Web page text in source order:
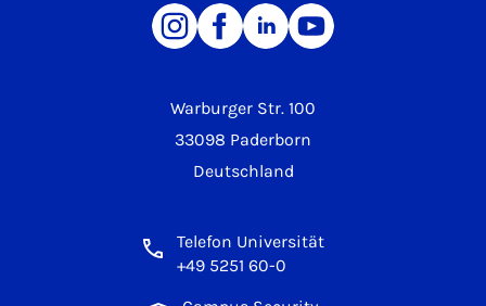
Warburger Str. 100
33098 Paderborn
Deutschland
Telefon Universität
+49 5251 60-0